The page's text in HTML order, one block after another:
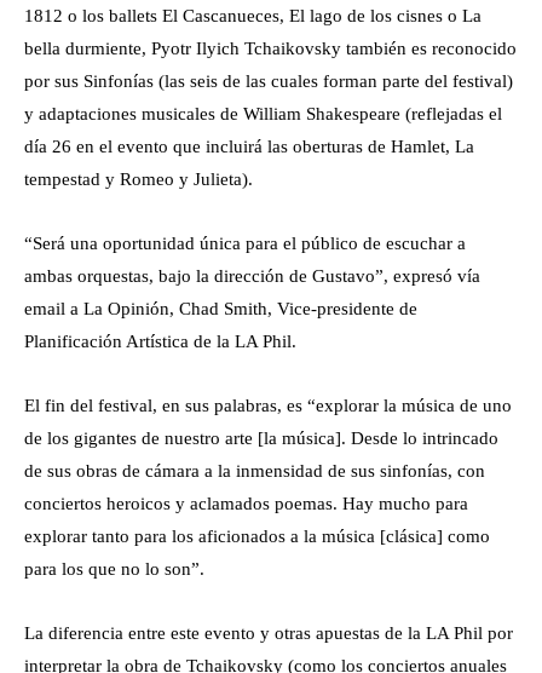
1812 o los ballets El Cascanueces, El lago de los cisnes o La
bella durmiente, Pyotr Ilyich Tchaikovsky también es reconocido
por sus Sinfonías (las seis de las cuales forman parte del festival)
y adaptaciones musicales de William Shakespeare (reflejadas el
día 26 en el evento que incluirá las oberturas de Hamlet, La
tempestad y Romeo y Julieta).
“Será una oportunidad única para el público de escuchar a
ambas orquestas, bajo la dirección de Gustavo”, expresó vía
email a La Opinión, Chad Smith, Vice-presidente de
Planificación Artística de la LA Phil.
El fin del festival, en sus palabras, es “explorar la música de uno
de los gigantes de nuestro arte [la música]. Desde lo intrincado
de sus obras de cámara a la inmensidad de sus sinfonías, con
conciertos heroicos y aclamados poemas. Hay mucho para
explorar tanto para los aficionados a la música [clásica] como
para los que no lo son”.
La diferencia entre este evento y otras apuestas de la LA Phil por
interpretar la obra de Tchaikovsky (como los conciertos anuales